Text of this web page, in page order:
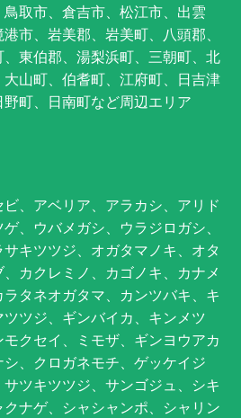
取市、倉吉市、松江市、出雲
市、岩美郡、岩美町、八頭郡、
東伯郡、湯梨浜町、三朝町、北
山町、伯耆町、江府町、日吉津
町、日南町など周辺エリア
、アベリア、アラカシ、アリド
、ウバメガシ、ウラジロガシ、
キツツジ、オガタマノキ、オタ
カクレミノ、カゴノキ、カナメ
タネオガタマ、カンツバキ、キ
ツジ、ギンバイカ、キンメツ
クセイ、ミモザ、ギンヨウアカ
、クロガネモチ、ゲッケイジ
ツキツツジ、サンゴジュ、シキ
ナゲ、シャシャンポ、シャリン